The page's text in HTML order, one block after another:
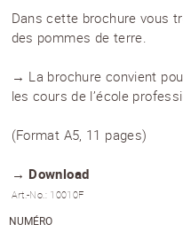
Dans cette brochure vous
des pommes de terre.
→ La brochure convient
les cours de l’école
(Format A5, 11 pages)
→ Download
Art.-No.: 10010F
NUMÉRO